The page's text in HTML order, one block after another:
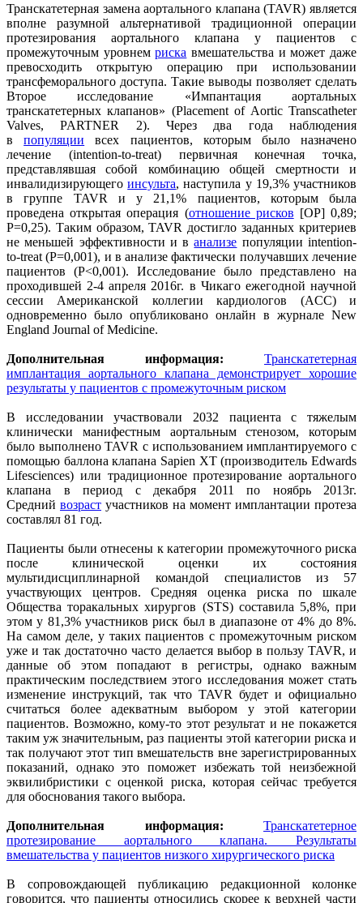
Транскатетерная замена аортального клапана (TAVR) является
вполне разумной альтернативой традиционной операции
протезирования аортального клапана у пациентов с
промежуточным уровнемриска вмешательства и может даже
превосходить открытую операцию при использовании
трансфеморального доступа. Такие выводы позволяет сделать
Второе исследование «Импантация аортальных
транскатетерных клапанов» (Placement of Aortic Transcatheter
Valves, PARTNER 2). Через два года наблюдения
впопуляции всех пациентов, которым было назначено
лечение (intention-to-treat) первичная конечная точка,
представлявшая собой комбинацию общей смертности и
инвалидизирующегоинсульта, наступила у 19,3% участников
в группе TAVR и у 21,1% пациентов, которым была
проведена открытая операция (отношение рисков [ОР] 0,89;
P=0,25). Таким образом, TAVR достигло заданных критериев
не меньшей эффективности и ванализе популяции intention-
to-treat (P=0,001), и в анализе фактически получавших лечение
пациентов (P<0,001). Исследование было представлено на
проходившей 2-4 апреля 2016г. в Чикаго ежегодной научной
сессии Американской коллегии кардиологов (ACC) и
одновременно было опубликовано онлайн в журнале New
England Journal of Medicine.
Дополнительная информация:
Транскатетерная
имплантация аортального клапана демонстрирует хорошие
результаты у пациентов с промежуточным риском
В исследовании участвовали 2032 пациента с тяжелым
клинически манифестным аортальным стенозом, которым
было выполнено TAVR с использованием имплантируемого с
помощью баллона клапана Sapien XT (производитель Edwards
Lifesciences) или традиционное протезирование аортального
клапана в период с декабря 2011 по ноябрь 2013г.
Средний возраст участников на момент имплантации протеза
составлял 81 год.
Пациенты были отнесены к категории промежуточного риска
после клинической оценки их состояния
мультидисциплинарной командой специалистов из 57
участвующих центров. Средняя оценка риска по шкале
Общества торакальных хирургов (STS) составила 5,8%, при
этом у 81,3% участников риск был в диапазоне от 4% до 8%.
На самом деле, у таких пациентов с промежуточным риском
уже и так достаточно часто делается выбор в пользу TAVR, и
данные об этом попадают в регистры, однако важным
практическим последствием этого исследования может стать
изменение инструкций, так что TAVR будет и официально
считаться более адекватным выбором у этой категории
пациентов. Возможно, кому-то этот результат и не покажется
таким уж значительным, раз пациенты этой категории риска и
так получают этот тип вмешательств вне зарегистрированных
показаний, однако это поможет избежать той неизбежной
эквилибристики с оценкой риска, которая сейчас требуется
для обоснования такого выбора.
Дополнительная информация:
Транскатетерное
протезирование аортального клапана. Результаты
вмешательства у пациентов низкого хирургического риска
В сопровождающей публикацию редакционной колонке
говорится, что пациенты относились скорее к верхней части